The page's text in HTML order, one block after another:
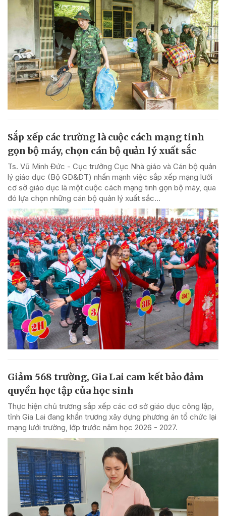
Sắp xếp các trường là cuộc cách mạng tinh
gọn bộ máy, chọn cán bộ quản lý xuất sắc
Ts. Vũ Minh Đức - Cục trưởng Cục Nhà giáo và Cán bộ quản
lý giáo dục (Bộ GD&ĐT) nhấn mạnh việc sắp xếp mạng lưới
cơ sở giáo dục là một cuộc cách mạng tinh gọn bộ máy, qua
đó lựa chọn những cán bộ quản lý xuất sắc...
Giảm 568 trường, Gia Lai cam kết bảo đảm
quyền học tập của học sinh
Thực hiện chủ trương sắp xếp các cơ sở giáo dục công lập,
tỉnh Gia Lai đang khẩn trương xây dựng phương án tổ chức lại
mạng lưới trường, lớp trước năm học 2026 - 2027.